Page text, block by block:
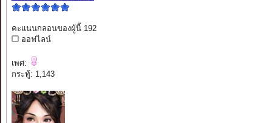
คะแนนกลอนของผู้นี้ 192
ออฟไลน์
เพศ:
กระทู้: 1,143